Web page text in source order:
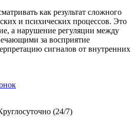
как результат сложного
и психических процессов. Это
а нарушение регуляции между
за восприятие
сигналов от внутренних
(24/7)